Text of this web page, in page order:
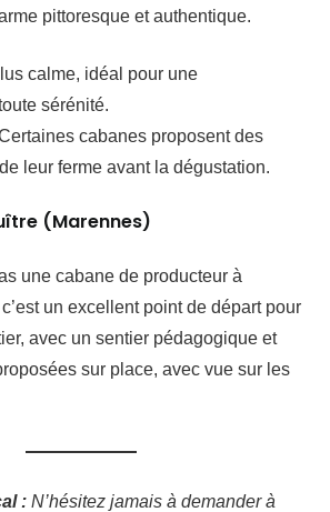
pittoresque et authentique.
calme, idéal pour une
sérénité.
cabanes proposent des
leur ferme avant la dégustation.
(Marennes)
une cabane de producteur à
un excellent point de départ pour
avec un sentier pédagogique et
sur place, avec vue sur les
: N’hésitez jamais à demander à